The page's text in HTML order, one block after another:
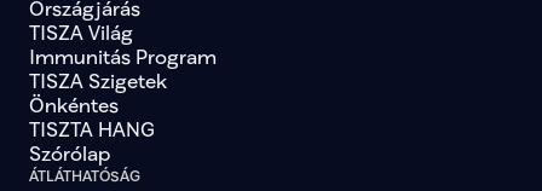
Országjárás
TISZA Világ
Immunitás Program
TISZA Szigetek
Önkéntes
TISZTA HANG
Szórólap
ÁTLÁTHATÓSÁG